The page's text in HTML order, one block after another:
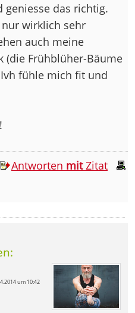
geniesse das richtig.
nur wirklich sehr
auch meine
(die Frühblüher-Bäume
fühle mich fit und
Antworten mitZitat
um 10:42